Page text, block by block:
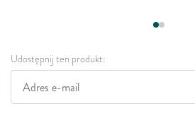
Udostępnij ten produkt: